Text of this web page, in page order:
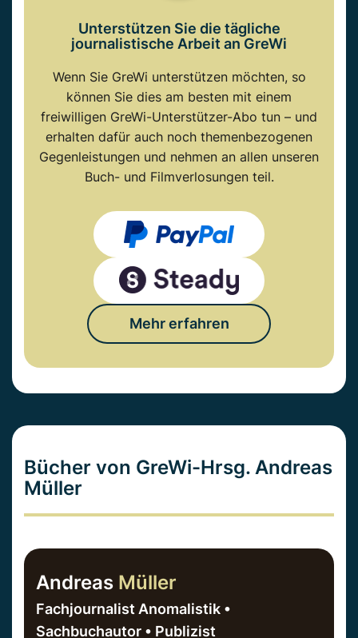
Unterstützen Sie die tägliche
journalistische Arbeit an GreWi
Wenn Sie GreWi unterstützen möchten, so
können Sie dies am besten mit einem
freiwilligen GreWi-Unterstützer-Abo tun – und
erhalten dafür auch noch themenbezogenen
Gegenleistungen und nehmen an allen unseren
Buch- und Filmverlosungen teil.
Mehr erfahren
Bücher von GreWi-Hrsg. Andreas
Müller
Andreas Müller
Fachjournalist Anomalistik •
Sachbuchautor • Publizist